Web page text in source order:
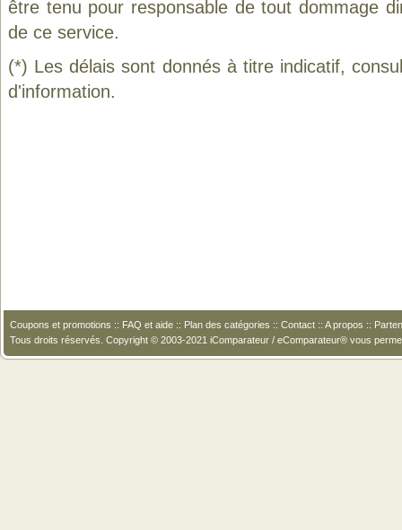
être tenu pour responsable de tout dommage
de ce service.
(*) Les délais sont donnés à titre indicatif,
d'information.
Coupons et promotions :: FAQ et aide :: Plan des catégories :: Contact :: A propos ::
Tous droits réservés. Copyright © 2003-2021 iComparateur / eComparateur® vous